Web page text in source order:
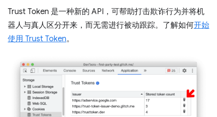
Trust Token 是一种新的 API，可帮助打击欺诈行为并将机
器人与真人区分开来，而无需进行被动跟踪。了解如何开始
使用 Trust Token。